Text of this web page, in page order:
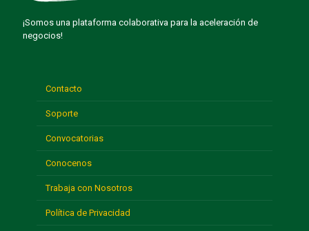
¡Somos una plataforma colaborativa para la aceleración de
negocios!
Contacto
Soporte
Convocatorias
Conocenos
Trabaja con Nosotros
Política de Privacidad